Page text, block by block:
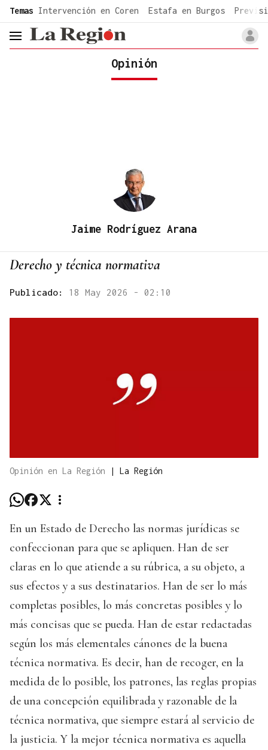
common.go-to-content
Temas Intervención en Coren Estafa en Burgos
header.menu.open
Opinión
Jaime Rodríguez Arana
Derecho y técnica normativa
Publicado: 18 May 2026 - 02:10
Opinión en La Región | La Región
En un Estado de Derecho las normas jurídicas se
confeccionan para que se apliquen. Han de ser
claras en lo que atiende a su rúbrica, a su objeto, a
sus efectos y a sus destinatarios. Han de ser lo más
completas posibles, lo más concretas posibles y lo
más concisas que se pueda. Han de estar redactadas
según los más elementales cánones de la buena
técnica normativa. Es decir, han de recoger, en la
medida de lo posible, los patrones, las reglas propias
de una concepción equilibrada y razonable de la
técnica normativa, que siempre estará al servicio de
la justicia. Y la mejor técnica normativa es aquella